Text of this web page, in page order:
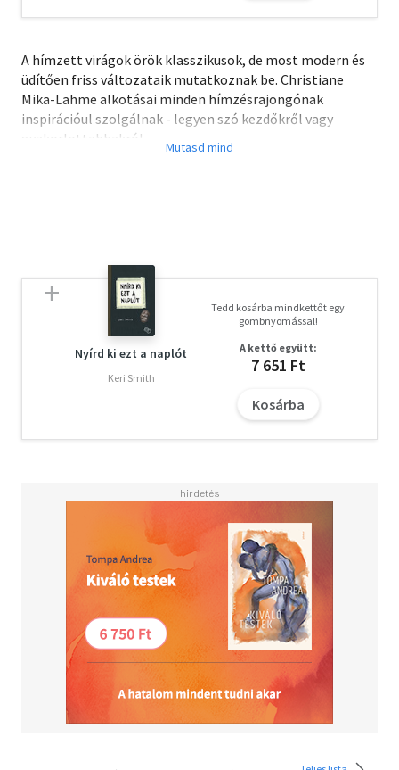
A hímzett virágok örök klasszikusok, de most modern és
üdítően friss változataik mutatkoznak be. Christiane
Mika-Lahme alkotásai minden hímzésrajongónak
inspirációul szolgálnak - legyen szó kezdőkről vagy
gyakorlottabbakról.
hímzőöltések leírását, a részletgazdag fázisfotók pedig
lépésről lépésre mutatják be a hímzés folyamatát.
Nyírd ki ezt a naplót
Keri Smith
Tedd kosárba mindkettőt egy
gombnyomással!
A kettő együtt:
7 651 Ft
Kosárba